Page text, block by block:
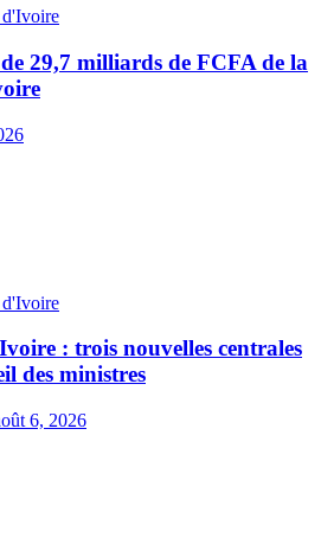
d'Ivoire
29,7 milliards de FCFA de la
d'Ivoire
: trois nouvelles centrales
des ministres
6, 2026